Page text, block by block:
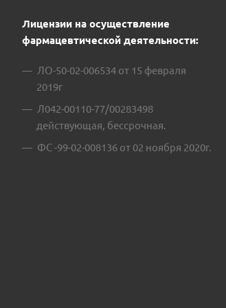
Лицензии на осуществление
фармацевтической деятельности:
ЛО-50-02-006534 от 15 февраля
2019г
Л042-00110-77/00283498
действующая, бессрочная.
ФС -99-02-008136 от 02 ноября 2020г.